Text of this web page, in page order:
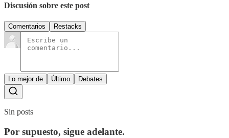
Discusión sobre este post
Comentarios Restacks
Lo mejor de Último Debates
Sin posts
Por supuesto, sigue adelante.